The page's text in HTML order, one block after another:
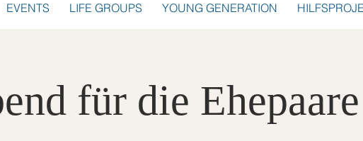
EVENTS LIFE GROUPS YOUNG GENERATION
für die Ehepaare